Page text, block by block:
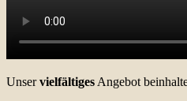
Unservielfältiges Angebot